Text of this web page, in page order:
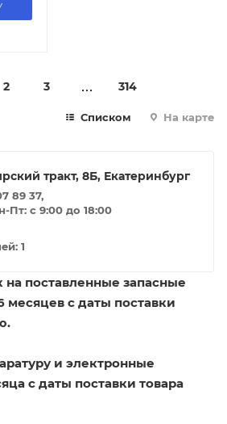
2 3 314
Списком На карте
тракт, 8Б, Екатеринбург
89 37,
с 9:00 до 18:00
1
поставленные запасные
месяцев с даты поставки
и электронные
с даты поставки товара